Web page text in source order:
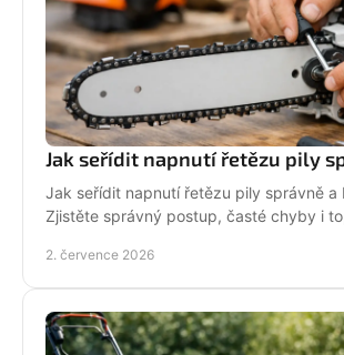
Jak seřídit napnutí řetězu pily
Jak seřídit napnutí řetězu pily správně a
Zjistěte správný postup, časté chyby i
2. července 2026